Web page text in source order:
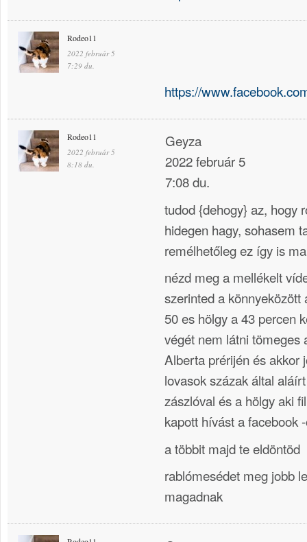
Rodeo11
2022 február 5
7:29 du.
https://
Rodeo11
2022 február 5
8:18 du.
Geyza
2022 február 5
7:08 du.
tudod {dehogy} az, hogy
hidegen hagy, sohasem
remélhetőleg ez így is
nézd meg a mellékelt
szerinted a könnyeközött
50 es hölgy a 43 percen
végét nem látni tömeges
Alberta prérijén és akkor
lovasok százak által
zászlóval és a hölgy aki
kapott hívást a facebook
a többit majd te eldöntöd
rablómesédet meg jobb
magadnak